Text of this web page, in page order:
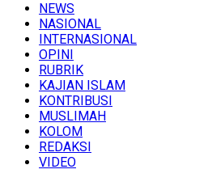
NEWS
NASIONAL
INTERNASIONAL
OPINI
RUBRIK
KAJIAN ISLAM
KONTRIBUSI
MUSLIMAH
KOLOM
REDAKSI
VIDEO